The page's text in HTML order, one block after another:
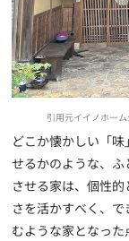
引用元イイノホー
どこか懐かしい「
せるかのような、
させる家は、個性
さを活かすべく、
むような家となっ